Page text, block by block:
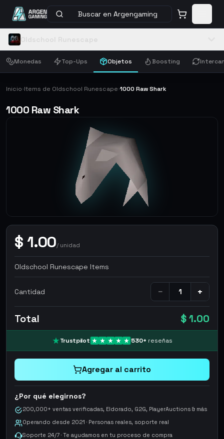
Buscar en Argengaming
Monedas Top-Ups Objetos Boosting
Inicio›Items de Oldschool Runescape›1000 Raw Shark
1000 Raw Shark
$ 1.00/unidad
Oldschool Runescape Items
Cantidad − +
Total $ 1.00
Trustpilot 530+ reseñas
Agregar al carrito
¿Por qué elegirnos?
200,000+ ventas verificadas, Eldorado, G2G, PlayerAuctions & más
Operando desde 2021 · Personas reales, soporte real
Soporte 24/7 · Te ayudamos en tu proceso de compra